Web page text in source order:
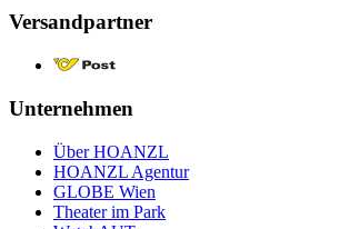
Versandpartner
Unternehmen
Über HOANZL
HOANZL Agentur
GLOBE Wien
Theater im Park